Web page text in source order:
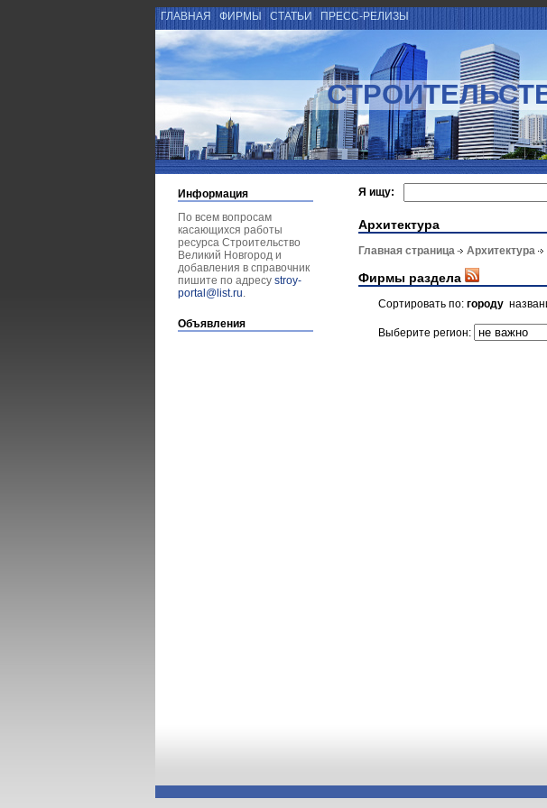
ГЛАВНАЯ ФИРМЫ СТАТЬИ ПРЕСС-РЕЛИЗЫ
Информация
По всем вопросам
касающихся работы
ресурса Строительство
Великий Новгород и
добавления в справочник
пишите по адресу stroy-
portal@list.ru.
Объявления
Я ищу:
Архитектура
Главная страница Архитектура
Фирмы раздела
Сортировать по: городу
Выберите регион: